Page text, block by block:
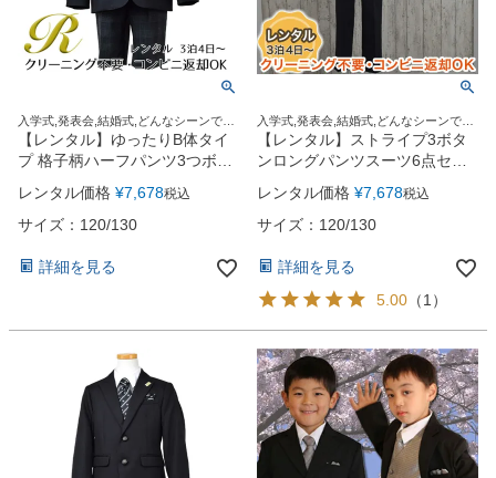
入学式,発表会,結婚式,どんなシーンでも
この1着でOK！
【レンタル】ゆったりB体タイ
プ 格子柄ハーフパンツ3つボタ
ンブレザーセットスーツ6点セ
ット【JFA SAMURAI BLUE】
（CAT375494） 120・130cm
レンタル価格 ¥7,678税込
サイズ：120/130
詳細を見る
入学式,発表会,結婚式,どんなシーンでも
この1着でOK！
【レンタル】ストライプ3ボタ
ンロングパンツスーツ6点セッ
ト【JFA SAMURAI BLUE】
（CAT375493）
レンタル価格 ¥7,678税込
サイズ：120/130
詳細を見る
5.00 （1）